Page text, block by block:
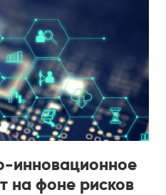
инновационное
на фоне рисков